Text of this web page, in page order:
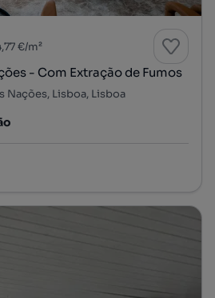
€/m²
- Com Extração de Fumos
Nações, Lisboa, Lisboa